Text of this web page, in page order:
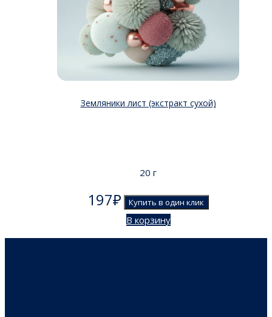
Земляники лист (экстракт сухой)
20 г
197₽ Купить в один клик
В корзину